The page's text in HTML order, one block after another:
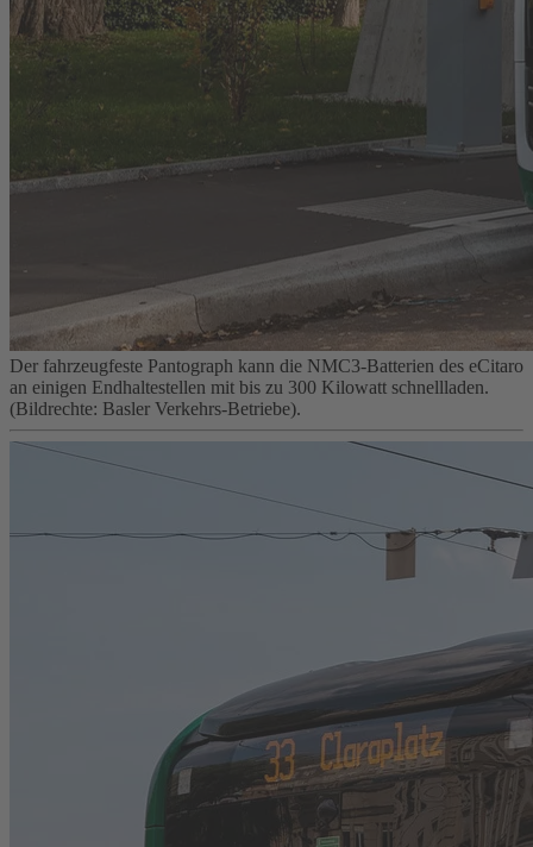
Der fahrzeugfeste Pantograph kann die NMC3-Batterien des eCitaro
an einigen Endhaltestellen mit bis zu 300 Kilowatt schnellladen.
(Bildrechte: Basler Verkehrs-Betriebe).